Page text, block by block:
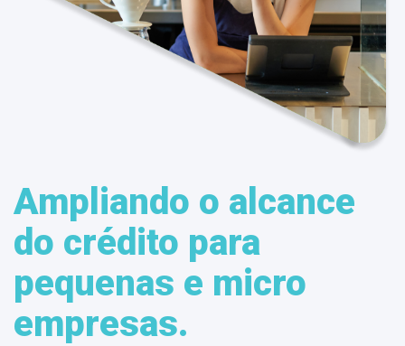
Ampliando o alcance
do crédito para
pequenas e micro
empresas.